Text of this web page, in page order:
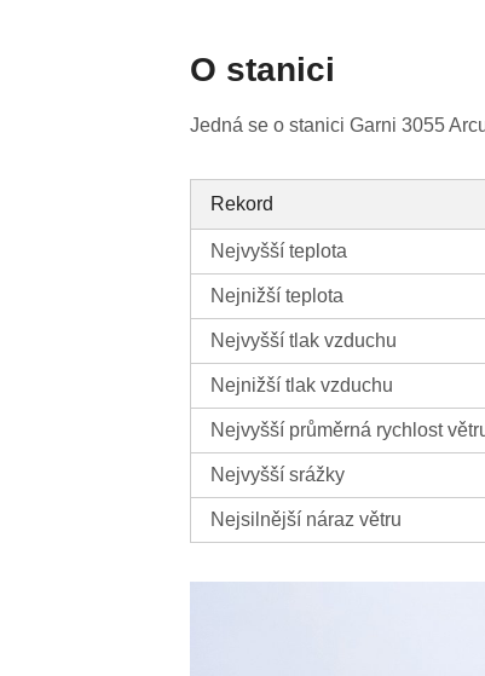
O stanici
Jedná se o stanici Garni 3055
Rekord
Nejvyšší teplota
Nejnižší teplota
Nejvyšší tlak vzduchu
Nejnižší tlak vzduchu
Nejvyšší průměrná rychlost
Nejvyšší srážky
Nejsilnější náraz větru